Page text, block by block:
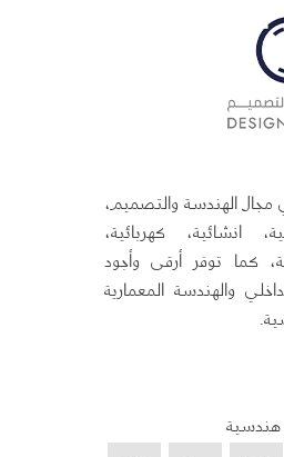
الهندسة والتصميم،
انشائية، كهربائية،
كما توفر أرقى وأجود
والهندسة المعمارية